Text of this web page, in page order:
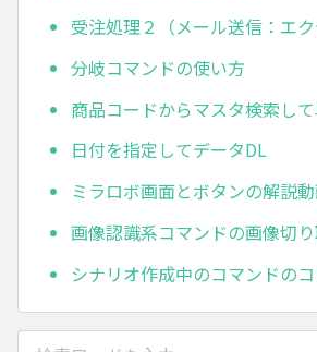
受注処理２（メール送信：エク
分岐コマンドの使い方
商品コードからマスタ検索し
日付を指定してデータDL
ミラロボ画面とボタンの解説
画像認識系コマンドの画像切
シナリオ作成中のコマンドの